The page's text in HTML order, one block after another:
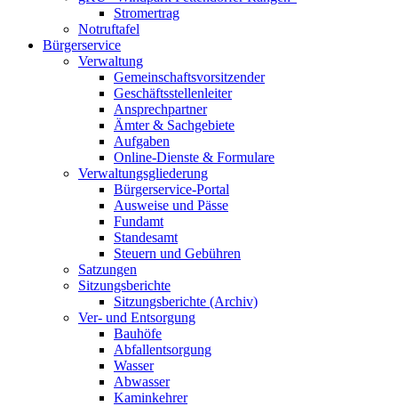
Stromertrag
Notruftafel
Bürgerservice
Verwaltung
Gemeinschaftsvorsitzender
Geschäftsstellenleiter
Ansprechpartner
Ämter & Sachgebiete
Aufgaben
Online-Dienste & Formulare
Verwaltungsgliederung
Bürgerservice-Portal
Ausweise und Pässe
Fundamt
Standesamt
Steuern und Gebühren
Satzungen
Sitzungsberichte
Sitzungsberichte (Archiv)
Ver- und Entsorgung
Bauhöfe
Abfallentsorgung
Wasser
Abwasser
Kaminkehrer